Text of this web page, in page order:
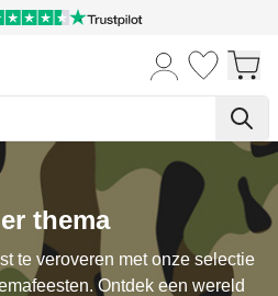
thema
te veroveren met onze selectie
Ontdek een wereld